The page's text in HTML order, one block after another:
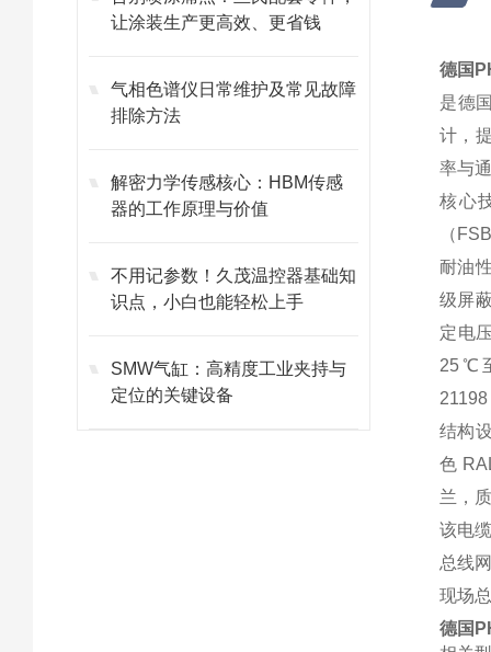
让涂装生产更高效、更省钱
气相色谱仪日常维护及常见故障
排除方法
解密力学传感核心：HBM传感
器的工作原理与价值
不用记参数！久茂温控器基础知
识点，小白也能轻松上手
SMW气缸：高精度工业夹持与
定位的关键设备
德国
是德
计，
率与
核心
（
耐油
级屏
定电
25℃
结构
色
兰，
该电
总线
现场
德国